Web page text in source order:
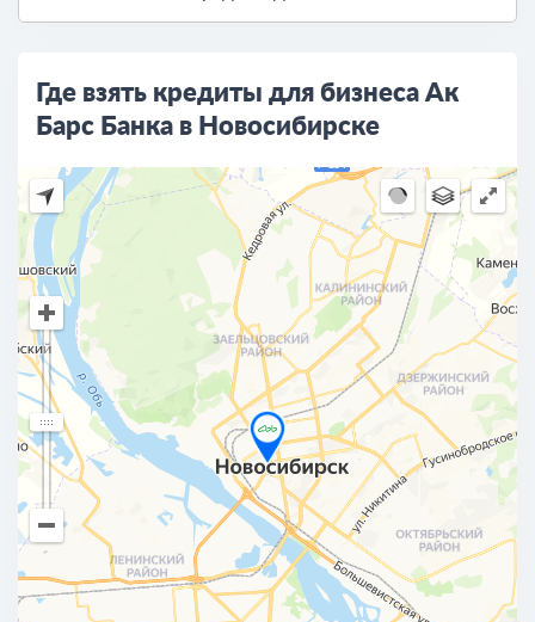
Где взять кредиты для бизнеса Ак
Барс Банка в Новосибирске